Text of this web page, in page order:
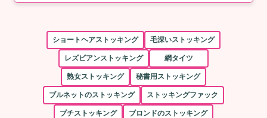
ショートヘアストッキング 毛深いストッキング
レズビアンストッキング 網タイツ
熟女ストッキング 秘書用ストッキング
ブルネットのストッキング ストッキングファック
プチストッキング ブロンドのストッキング